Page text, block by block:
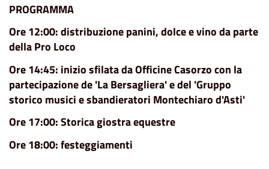
PROGRAMMA
Ore 12:00: distribuzione panini, dolce e vino da parte
della Pro Loco
Ore 14:45: inizio sfilata da Officine Casorzo con la
partecipazione de 'La Bersagliera' e del 'Gruppo
storico musici e sbandieratori Montechiaro d'Asti'
Ore 17:00: Storica giostra equestre
Ore 18:00: festeggiamenti